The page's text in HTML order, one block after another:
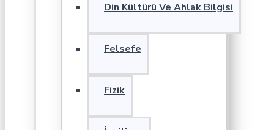
Din Kültürü Ve Ahlak Bilgisi
Felsefe
Fizik